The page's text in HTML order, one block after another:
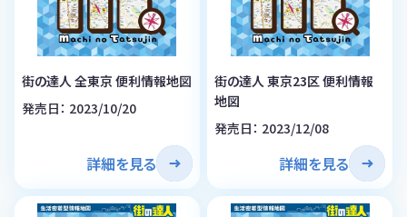
街の達人 全東京 便利情報地図
発売日： 2023/10/20
詳細を見る
街の達人 東京23区 便利情報
地図
発売日： 2023/12/08
詳細を見る